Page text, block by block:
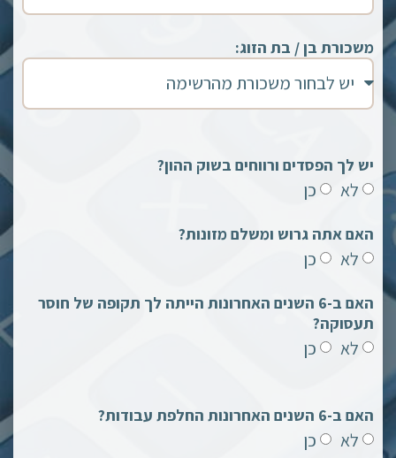
משכורת בן / בת הזוג:
יש לך הפסדים ורווחים בשוק ההון?
לא כן
האם אתה גרוש ומשלם מזונות?
לא כן
האם ב-6 השנים האחרונות הייתה לך תקופה של חוסר
תעסוקה?
לא כן
האם ב-6 השנים האחרונות החלפת עבודות?
לא כן